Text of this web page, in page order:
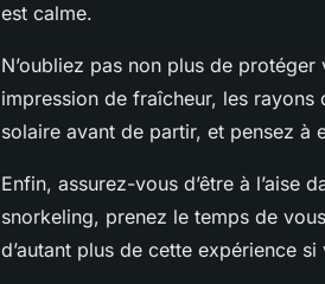
est calme.
N’oubliez pas non plus de
impression de fraîcheur, les
solaire avant de partir, et pensez à
Enfin, assurez-vous d’être à l’aise
snorkeling, prenez le temps de
d’autant plus de cette expérience